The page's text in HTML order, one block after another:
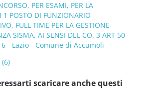
PER ESAMI, PER LA
1 POSTO DI FUNZIONARIO
FULL TIME PER LA GESTIONE
SISMA, AI SENSI DEL CO. 3 ART 50
- Lazio - Comune di Accumoli
scaricare anche questi